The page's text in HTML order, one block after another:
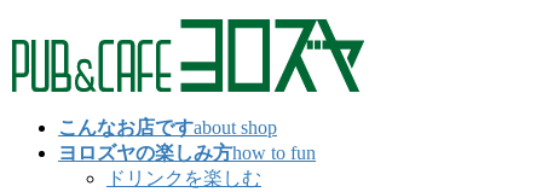
テ
ゲ
こんなお店ですabout shop
ヨロズヤの楽しみ方how to fun
ドリンクを楽しむ